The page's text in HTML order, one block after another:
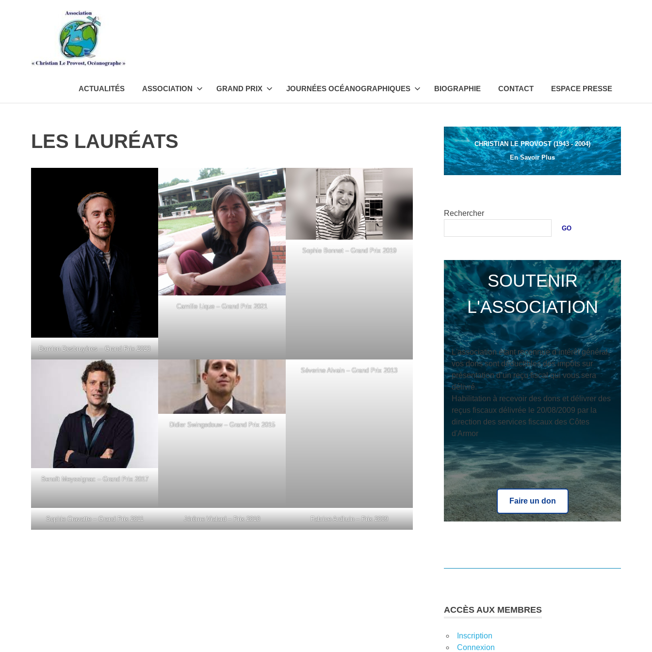
Provost,
Océanographe"
ACTUALITÉS ASSOCIATION GRAND PRIX JOURNÉES OCÉANOGRAPHIQUES BIOGRAPHIE CONTACT ESPACE PRESSE
LES LAURÉATS
Damien Desbruyères – Grand Prix 2023
Camille Lique – Grand Prix 2021
Sophie Bonnet – Grand Prix 2019
Benoît Meyssignac – Grand Prix 2017
Didier Swingedouw – Grand Prix 2015
Séverine Alvain – Grand Prix 2013
Sophie Cravatte – Grand Prix 2011 Jérôme Vialard – Prix 2010 Fabrice Ardhuin – Prix 2009
CHRISTIAN LE PROVOST (1943 - 2004)
En Savoir Plus
Rechercher
GO
SOUTENIR
L'ASSOCIATION
L'association étant reconnue d’intérêt général,
vos dons sont déductibles des impôts sur
présentation d’un reçu fiscal qui vous sera
délivré.
Habilitation à recevoir des dons et délivrer des
reçus fiscaux délivrée le 20/08/2009 par la
direction des services fiscaux des Côtes
d'Armor
Faire un don
ACCÈS AUX MEMBRES
Inscription
Connexion